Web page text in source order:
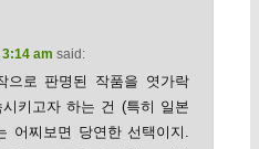
am said:
으로 판명된 작품을 엿가락
키고자 하는 건 (특히 일본
어찌보면 당연한 선택이지.